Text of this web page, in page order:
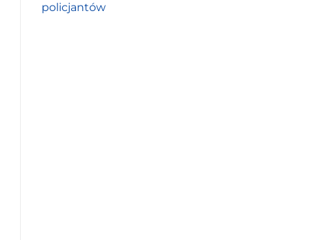
policjantów